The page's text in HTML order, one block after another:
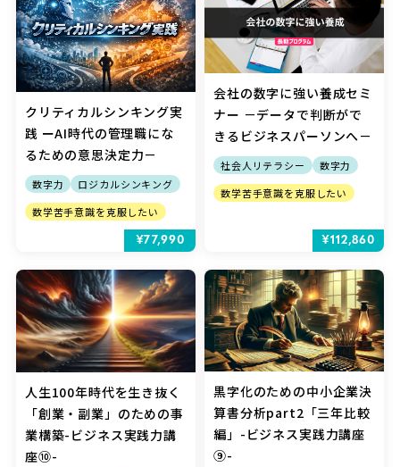
クリティカルシンキング実
践 ーAI時代の管理職にな
るための意思決定力－
数字力
ロジカルシンキング
数学苦手意識を克服したい
¥77,990
会社の数字に強い養成セミ
ナー －データで判断がで
きるビジネスパーソンへ－
社会人リテラシー
数字力
数学苦手意識を克服したい
¥112,860
人生100年時代を生き抜く
「創業・副業」のための事
業構築-ビジネス実践力講
座⑩-
黒字化のための中小企業決
算書分析part2「三年比較
編」-ビジネス実践力講座
⑨-